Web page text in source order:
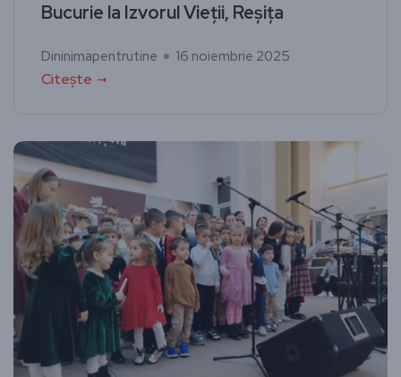
Bucurie la Izvorul Vieții, Reșița
Dininimapentrutine 16 noiembrie 2025
Citește